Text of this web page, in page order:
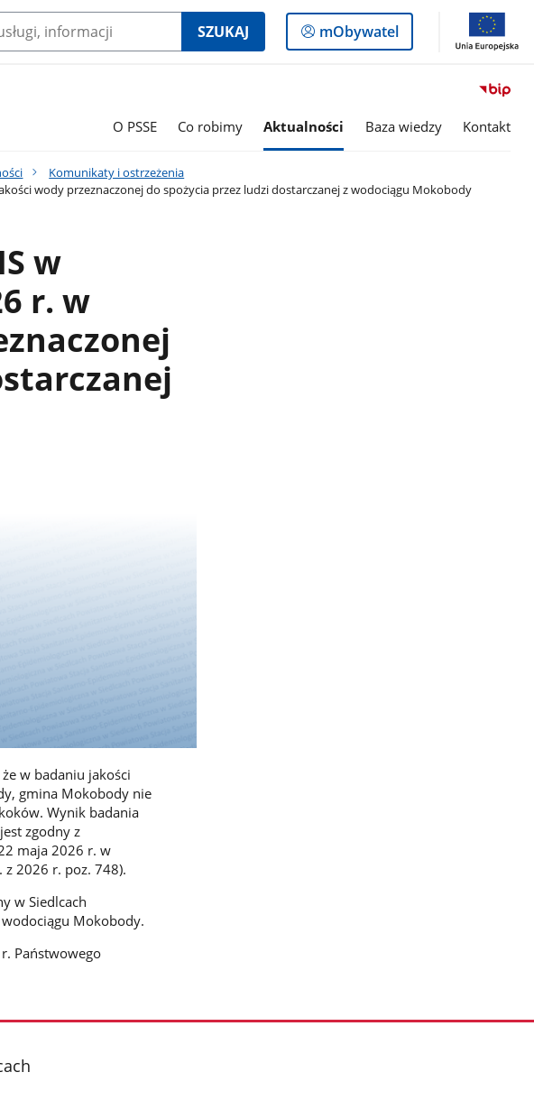
SZUKAJ
Logowanie
do
mObywatel
O PSSE Co robimy Aktualności Baza wiedzy Kontakt
Komunikaty i ostrzeżenia
wody przeznaczonej do spożycia przez ludzi dostarczanej z wodociągu Mokobody
w
r. w
w badaniu jakości
gmina Mokobody nie
Wynik badania
zgodny z
maja 2026 r. w
z 2026 r. poz. 748).
w Siedlcach
Mokobody.
Państwowego